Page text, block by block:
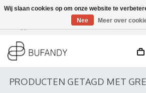
DE / EN
PRODUCTEN GETAGD MET
Wij slaan cookies op om onze website te
Nee
Meer over